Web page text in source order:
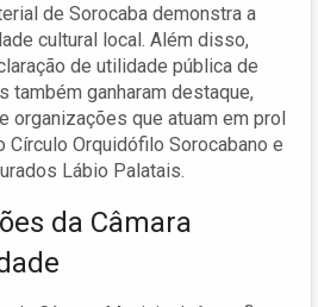
de Sorocaba demonstra a
cultural local. Além disso,
de utilidade pública de
ganharam destaque,
organizações que atuam em prol
Círculo Orquidófilo Sorocabano e
Lábio Palatais.
da Câmara